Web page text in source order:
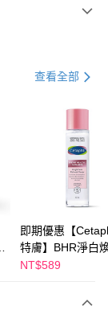
查看全部
即期優惠【
特膚】BHR淨白
妝水 150mL 效期
NT$589